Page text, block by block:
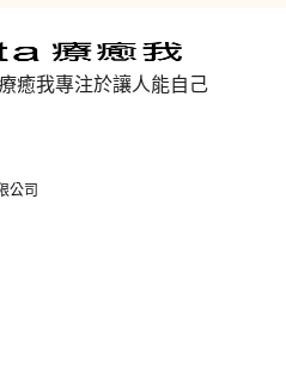
癒我專注於讓人能自己
公司